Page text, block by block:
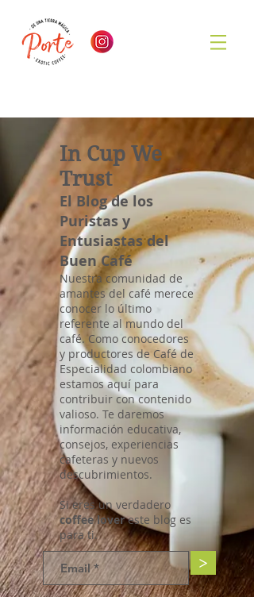
In Cup We
Trust
El Blog de los
Puristas y
Entusiastas del
Buen Café
Nuestra comunidad de
amantes del café merece
conocer lo último
referente al mundo del
café. Como conocedores
y productores de Café de
Especialidad colombiano
estamos aquí para
contribuir con contenido
valioso. Te daremos
información educativa,
consejos, experiencias
cafeteras y nuevos
descubrimientos.
Si eres un verdadero
coffee lovereste blog es
para ti.
>